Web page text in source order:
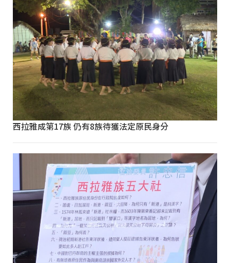
西拉雅成第17族 仍有8族待獲法定原民身分